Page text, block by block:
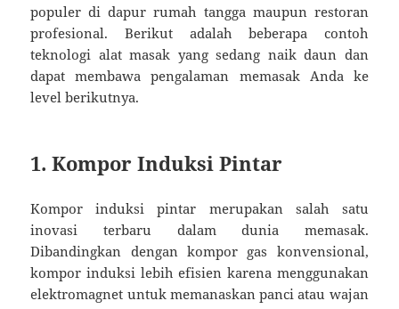
populer di dapur rumah tangga maupun restoran
profesional. Berikut adalah beberapa contoh
teknologi alat masak yang sedang naik daun dan
dapat membawa pengalaman memasak Anda ke
level berikutnya.
1. Kompor Induksi Pintar
Kompor induksi pintar merupakan salah satu
inovasi terbaru dalam dunia memasak.
Dibandingkan dengan kompor gas konvensional,
kompor induksi lebih efisien karena menggunakan
elektromagnet untuk memanaskan panci atau wajan